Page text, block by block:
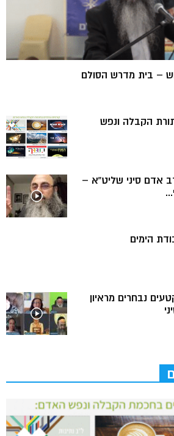
– בית מדרש הסולם
הקבלה ונפש
אדם סיני שליט”א –
הימים
נבחרים מראיון